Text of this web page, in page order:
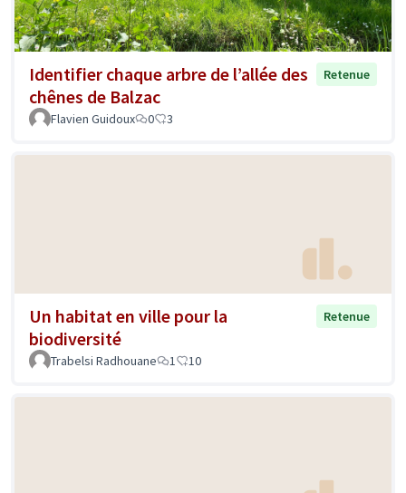
Identifier chaque arbre de l’allée des
chênes de Balzac
Retenue
Flavien Guidoux 0 3
Un habitat en ville pour la
biodiversité
Retenue
Trabelsi Radhouane 1 10